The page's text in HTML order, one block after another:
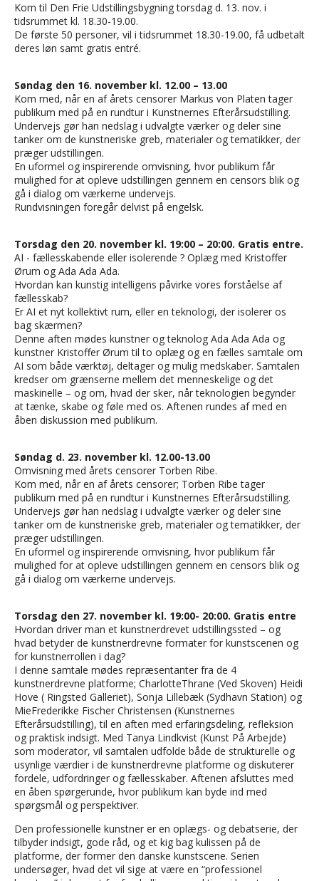
Kom til Den Frie Udstillingsbygning torsdag d. 13. nov. i
tidsrummet kl. 18.30-19.00.
De første 50 personer, vil i tidsrummet 18.30-19.00, få udbetalt
deres løn samt gratis entré.
Søndag den 16. november kl. 12.00 – 13.00
Kom med, når en af årets censorer Markus von Platen tager
publikum med på en rundtur i Kunstnernes Efterårsudstilling.
Undervejs gør han nedslag i udvalgte værker og deler sine
tanker om de kunstneriske greb, materialer og tematikker, der
præger udstillingen.
En uformel og inspirerende omvisning, hvor publikum får
mulighed for at opleve udstillingen gennem en censors blik og
gå i dialog om værkerne undervejs.
Rundvisningen foregår delvist på engelsk.
Torsdag den 20. november kl. 19:00 – 20:00. Gratis entre.
AI - fællesskabende eller isolerende ? Oplæg med Kristoffer
Ørum og Ada Ada Ada.
Hvordan kan kunstig intelligens påvirke vores forståelse af
fællesskab?
Er AI et nyt kollektivt rum, eller en teknologi, der isolerer os
bag skærmen?
Denne aften mødes kunstner og teknolog Ada Ada Ada og
kunstner Kristoffer Ørum til to oplæg og en fælles samtale om
AI som både værktøj, deltager og mulig medskaber. Samtalen
kredser om grænserne mellem det menneskelige og det
maskinelle – og om, hvad der sker, når teknologien begynder
at tænke, skabe og føle med os. Aftenen rundes af med en
åben diskussion med publikum.
Søndag d. 23. november kl. 12.00-13.00
Omvisning med årets censorer Torben Ribe.
Kom med, når en af årets censorer; Torben Ribe tager
publikum med på en rundtur i Kunstnernes Efterårsudstilling.
Undervejs gør han nedslag i udvalgte værker og deler sine
tanker om de kunstneriske greb, materialer og tematikker, der
præger udstillingen.
En uformel og inspirerende omvisning, hvor publikum får
mulighed for at opleve udstillingen gennem en censors blik og
gå i dialog om værkerne undervejs.
Torsdag den 27. november kl. 19:00- 20:00. Gratis entre
Hvordan driver man et kunstnerdrevet udstillingssted – og
hvad betyder de kunstnerdrevne formater for kunstscenen og
for kunstnerrollen i dag?
I denne samtale mødes repræsentanter fra de 4
kunstnerdrevne platforme; CharlotteThrane (Ved Skoven) Heidi
Hove ( Ringsted Galleriet), Sonja Lillebæk (Sydhavn Station) og
MieFrederikke Fischer Christensen (Kunstnernes
Efterårsudstilling), til en aften med erfaringsdeling, refleksion
og praktisk indsigt. Med Tanya Lindkvist (Kunst På Arbejde)
som moderator, vil samtalen udfolde både de strukturelle og
usynlige værdier i de kunstnerdrevne platforme og diskuterer
fordele, udfordringer og fællesskaber. Aftenen afsluttes med
en åben spørgerunde, hvor publikum kan byde ind med
spørgsmål og perspektiver.
Den professionelle kunstner er en oplægs- og debatserie, der
tilbyder indsigt, gode råd, og et kig bag kulissen på de
platforme, der former den danske kunstscene. Serien
undersøger, hvad det vil sige at være en “professionel